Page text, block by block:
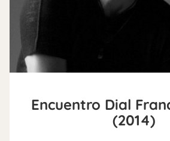
Encuentro Dial
(2014)